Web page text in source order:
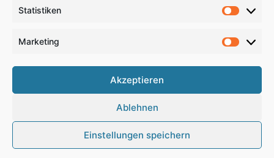
Statistiken
Marketing
Akzeptieren
Ablehnen
Einstellungen speichern
RSS Facebook
X PinterestInstagram
Google